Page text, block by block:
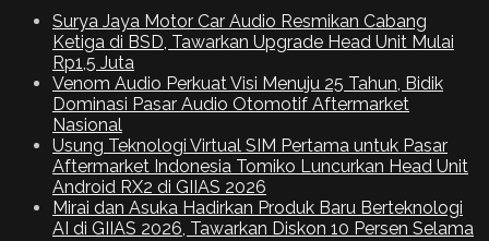
Surya Jaya Motor Car Audio Resmikan Cabang
Ketiga di BSD, Tawarkan Upgrade Head Unit Mulai
Rp1,5 Juta
Venom Audio Perkuat Visi Menuju 25 Tahun, Bidik
Dominasi Pasar Audio Otomotif Aftermarket
Nasional
Usung Teknologi Virtual SIM Pertama untuk Pasar
Aftermarket Indonesia Tomiko Luncurkan Head Unit
Android RX2 di GIIAS 2026
Mirai dan Asuka Hadirkan Produk Baru Berteknologi
AI di GIIAS 2026, Tawarkan Diskon 10 Persen Selama